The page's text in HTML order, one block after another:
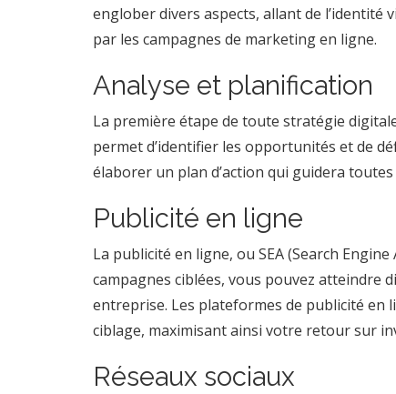
englober divers aspects, allant de l’identité
par les campagnes de marketing en ligne.
Analyse et planification
La première étape de toute stratégie
permet d’identifier les opportunités et de
élaborer un plan d’action qui guidera
Publicité en ligne
La publicité en ligne, ou SEA (Search
campagnes ciblées, vous pouvez atteindre
entreprise. Les plateformes de publicité en
ciblage, maximisant ainsi votre retour sur
Réseaux sociaux